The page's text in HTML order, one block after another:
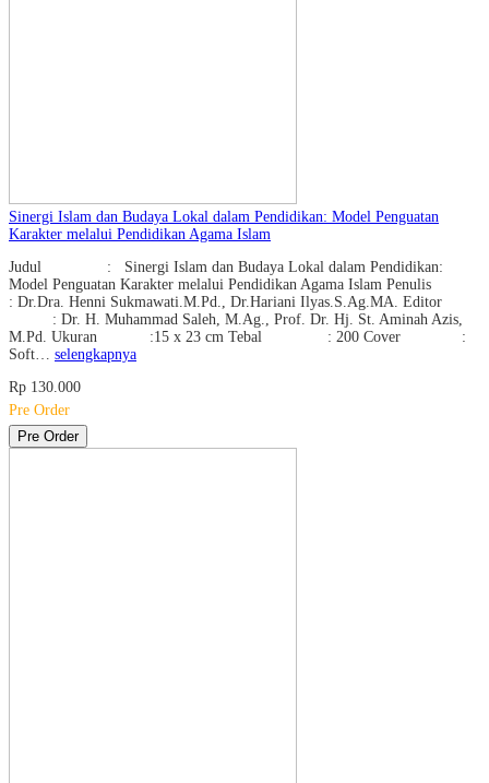
Sinergi Islam dan Budaya Lokal dalam Pendidikan: Model Penguatan
Karakter melalui Pendidikan Agama Islam
Judul : Sinergi Islam dan Budaya Lokal dalam Pendidikan:
Model Penguatan Karakter melalui Pendidikan Agama Islam Penulis
: Dr.Dra. Henni Sukmawati.M.Pd., Dr.Hariani Ilyas.S.Ag.MA. Editor
: Dr. H. Muhammad Saleh, M.Ag., Prof. Dr. Hj. St. Aminah Azis,
M.Pd. Ukuran :15 x 23 cm Tebal : 200 Cover :
Soft… selengkapnya
Rp 130.000
Pre Order
Pre Order